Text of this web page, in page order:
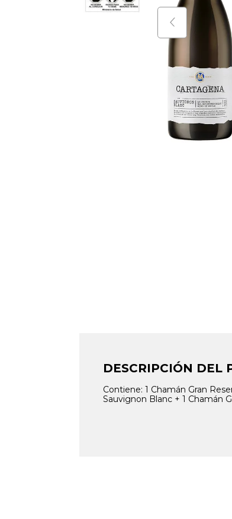
9.
10.
DESCRIPCIÓN DEL
Contiene: 1 Chamán Gran
Sauvignon Blanc + 1 Chamán